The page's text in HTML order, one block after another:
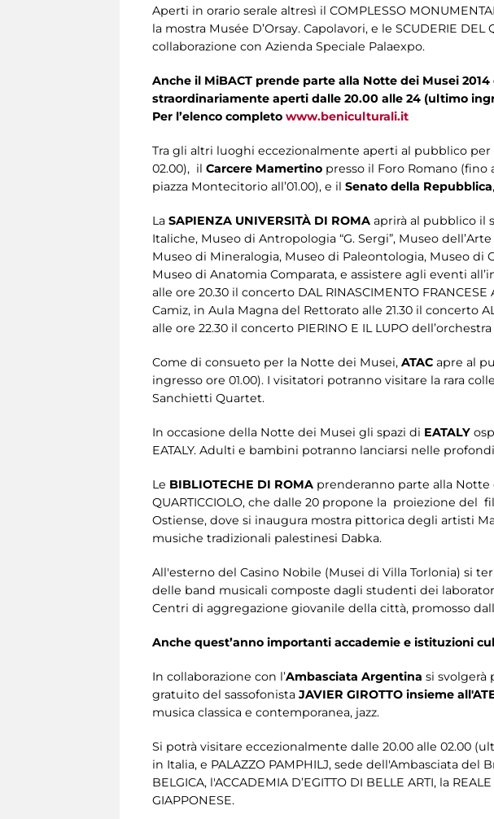
Aperti in orario serale altresì il COMPLESSO
la mostra Musée D’Orsay. Capolavori, e le SCUDERIE
collaborazione con Azienda Speciale Palaexpo.
Anche il MiBACT prende parte alla Notte dei Musei
straordinariamente aperti dalle 20.00 alle 24 (ultimo
Per l’elenco completo www.beniculturali.it
Tra gli altri luoghi eccezionalmente aperti al pubblico
02.00), il Carcere Mamertino presso il Foro Romano (fino
piazza Montecitorio all’01.00), e il Senato della Repubblica
La SAPIENZA UNIVERSITÀ DI ROMA aprirà al pubblico il
Italiche, Museo di Antropologia “G. Sergi”, Museo
Museo di Mineralogia, Museo di Paleontologia, Museo di
Museo di Anatomia Comparata, e assistere agli eventi
alle ore 20.30 il concerto DAL RINASCIMENTO
Camiz, in Aula Magna del Rettorato alle 21.30 il concerto
alle ore 22.30 il concerto PIERINO E IL LUPO
Come di consueto per la Notte dei Musei, ATAC apre al
ingresso ore 01.00). I visitatori potranno visitare la rara
Sanchietti Quartet.
In occasione della Notte dei Musei gli spazi di EATALY
EATALY. Adulti e bambini potranno lanciarsi nelle
Le BIBLIOTECHE DI ROMA prenderanno parte alla Notte
QUARTICCIOLO, che dalle 20 propone la proiezione del
Ostiense, dove si inaugura mostra pittorica degli artisti
musiche tradizionali palestinesi Dabka.
All'esterno del Casino Nobile (Musei di Villa Torlonia) si
delle band musicali composte dagli studenti dei
Centri di aggregazione giovanile della città, promosso
Anche quest’anno importanti accademie e istituzioni
In collaborazione con l’Ambasciata Argentina si svolgerà
gratuito del sassofonista JAVIER GIROTTO insieme
musica classica e contemporanea, jazz.
Si potrà visitare eccezionalmente dalle 20.00 alle 02.00
in Italia, e PALAZZO PAMPHILJ, sede dell'Ambasciata
BELGICA, l'ACCADEMIA D’EGITTO DI BELLE ARTI, la
GIAPPONESE.